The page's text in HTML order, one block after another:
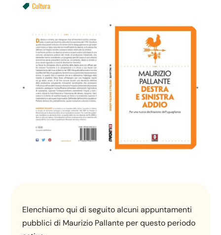
 Cultura
Elenchiamo qui di seguito alcuni appuntamenti
pubblici di Maurizio Pallante per questo periodo